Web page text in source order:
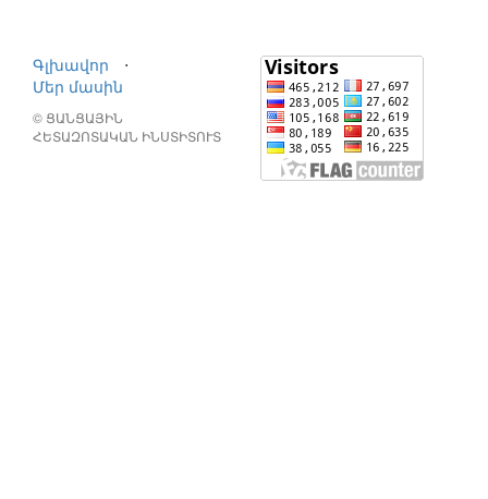
Գլխավոր
⋅
Մեր մասին
© ՑԱՆՑԱՅԻՆ
ՀԵՏԱԶՈՏԱԿԱՆ ԻՆՍՏԻՏՈՒՏ